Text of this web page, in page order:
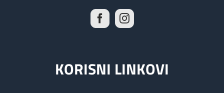
KORISNI LINKOVI